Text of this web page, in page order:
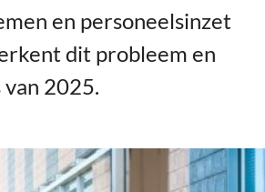
en personeelsinzet
dit probleem en
2025.